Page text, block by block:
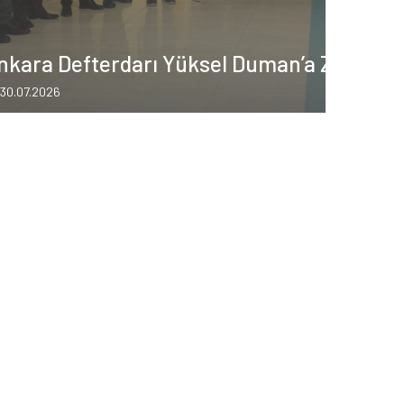
Defterdarı Yüksel Duman’a Ziyaret